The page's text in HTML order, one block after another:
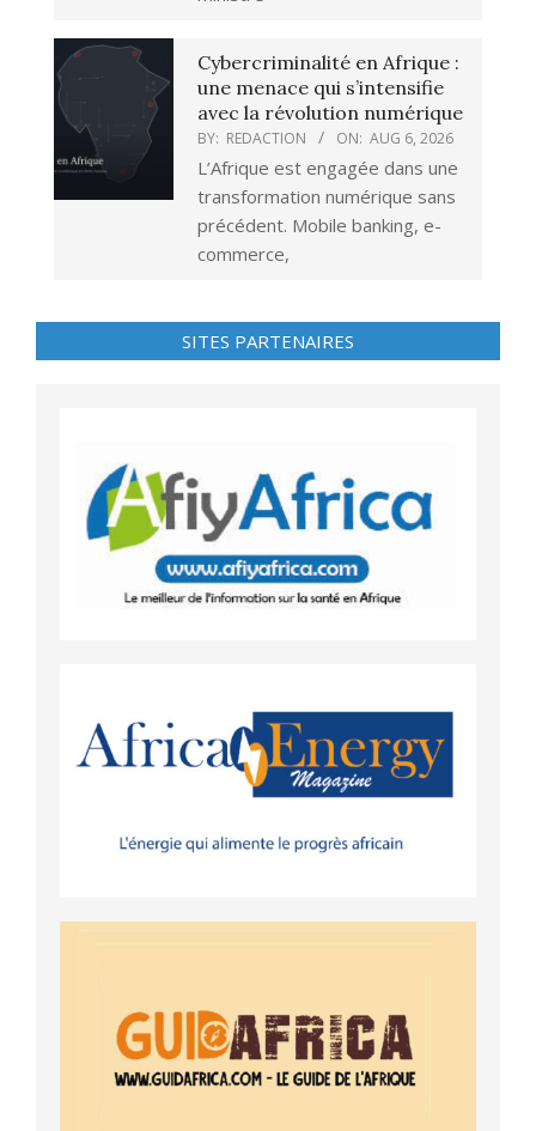
Cybercriminalité en Afrique :
une menace qui s’intensifie
avec la révolution numérique
BY: REDACTION ON: AUG 6, 2026
L’Afrique est engagée dans une
transformation numérique sans
précédent. Mobile banking, e-
commerce,
SITES PARTENAIRES